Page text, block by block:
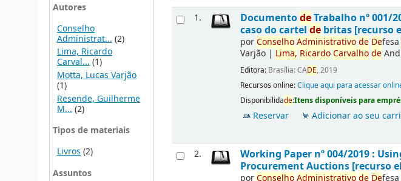
Autores
Conselho
Administrat... (2)
Lima, Ricardo
Carval...(1)
Motta, Lucas Varjão
(1)
Resende, Guilherme
M... (2)
Tipos de materiais
Livros (2)
Assuntos
1. DocumentodeTrabalho nº 001/
caso do cartelde britas [recurso
porConselhoAdministrativode Defesa
Varjão | Lima, RicardoCarvalhode
Editora: Brasília: CADE, 2019
Recursos online:Clique aqui para acessar
Disponibilidade:Itens disponíveis para
Reservar Adicionar ao seu
2. Working Paper nº 004/2019 :
Procurement Auctions [recurso